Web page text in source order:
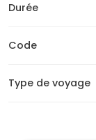
Durée
Code
Type de voyage